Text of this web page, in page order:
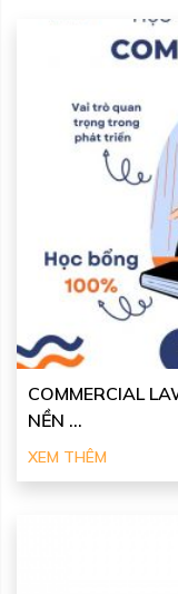
COMMERCIAL
NỀN ...
XEM THÊM